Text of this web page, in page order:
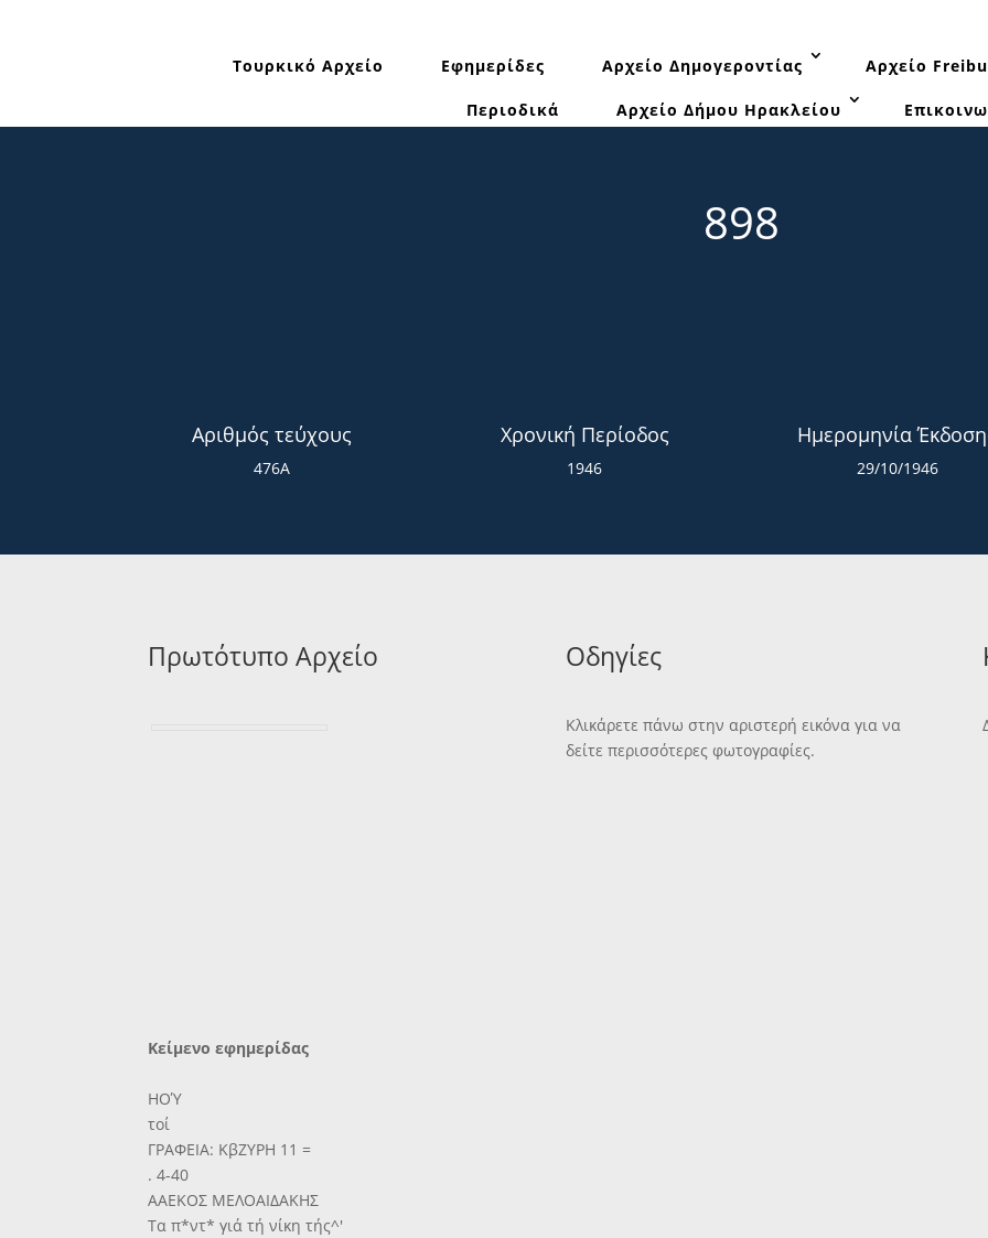
Τουρκικό Αρχείο Εφημερίδες Αρχείο Δημογεροντίας Αρχείο
Περιοδικά Αρχείο Δήμου Ηρακλείου
898
Αριθμός τεύχους
476Α
Χρονική Περίοδος
1946
Ημερομηνία
29/10/1946
Πρωτότυπο Αρχείο Οδηγίες
Κλικάρετε πάνω στην αριστερή εικόνα για να
δείτε περισσότερες φωτογραφίες.
Κείμενο εφημερίδας
ΗΟΎ
τοί
ΓΡΑΦΕΙΑ: ΚβΖΥΡΗ 11 =
. 4-40
ΑΑΕΚΟΣ ΜΕΛΟΑΙΔΑΚΗΣ
Τα π*ντ* γιά τή νίκη τής^'